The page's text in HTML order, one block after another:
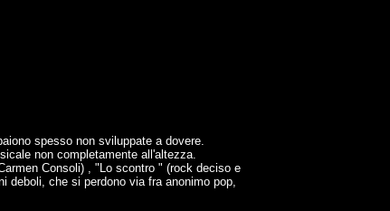
spesso non sviluppate a dovere.
non completamente all'altezza.
Consoli) , "Lo scontro " (rock deciso e
deboli, che si perdono via fra anonimo pop,